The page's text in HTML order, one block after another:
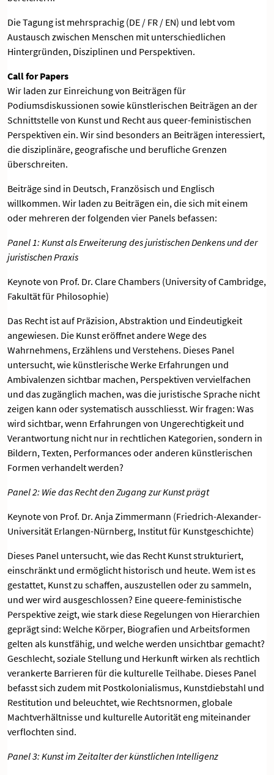
Die Tagung ist mehrsprachig (DE / FR / EN) und lebt vom
Austausch zwischen Menschen mit unterschiedlichen
Hintergründen, Disziplinen und Perspektiven.
Call for Papers
Wir laden zur Einreichung von Beiträgen für
Podiumsdiskussionen sowie künstlerischen Beiträgen an der
Schnittstelle von Kunst und Recht aus queer-feministischen
Perspektiven ein. Wir sind besonders an Beiträgen interessiert,
die disziplinäre, geografische und berufliche Grenzen
überschreiten.
Beiträge sind in Deutsch, Französisch und Englisch
willkommen. Wir laden zu Beiträgen ein, die sich mit einem
oder mehreren der folgenden vier Panels befassen:
Panel 1: Kunst als Erweiterung des juristischen Denkens und der
juristischen Praxis
Keynote von Prof. Dr. Clare Chambers (University of Cambridge,
Fakultät für Philosophie)
Das Recht ist auf Präzision, Abstraktion und Eindeutigkeit
angewiesen. Die Kunst eröffnet andere Wege des
Wahrnehmens, Erzählens und Verstehens. Dieses Panel
untersucht, wie künstlerische Werke Erfahrungen und
Ambivalenzen sichtbar machen, Perspektiven vervielfachen
und das zugänglich machen, was die juristische Sprache nicht
zeigen kann oder systematisch ausschliesst. Wir fragen: Was
wird sichtbar, wenn Erfahrungen von Ungerechtigkeit und
Verantwortung nicht nur in rechtlichen Kategorien, sondern in
Bildern, Texten, Performances oder anderen künstlerischen
Formen verhandelt werden?
Panel 2: Wie das Recht den Zugang zur Kunst prägt
Keynote von Prof. Dr. Anja Zimmermann (Friedrich-Alexander-
Universität Erlangen-Nürnberg, Institut für Kunstgeschichte)
Dieses Panel untersucht, wie das Recht Kunst strukturiert,
einschränkt und ermöglicht historisch und heute. Wem ist es
gestattet, Kunst zu schaffen, auszustellen oder zu sammeln,
und wer wird ausgeschlossen? Eine queere-feministische
Perspektive zeigt, wie stark diese Regelungen von Hierarchien
geprägt sind: Welche Körper, Biografien und Arbeitsformen
gelten als kunstfähig, und welche werden unsichtbar gemacht?
Geschlecht, soziale Stellung und Herkunft wirken als rechtlich
verankerte Barrieren für die kulturelle Teilhabe. Dieses Panel
befasst sich zudem mit Postkolonialismus, Kunstdiebstahl und
Restitution und beleuchtet, wie Rechtsnormen, globale
Machtverhältnisse und kulturelle Autorität eng miteinander
verflochten sind.
Panel 3: Kunst im Zeitalter der künstlichen Intelligenz